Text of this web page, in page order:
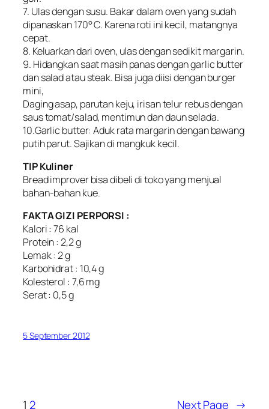
7. Ulas dengan susu. Bakar dalam oven yang sudah
dipanaskan 170° C. Karena roti ini kecil, matangnya
cepat.
8. Keluarkan dari oven, ulas dengan sedikit margarin.
9. Hidangkan saat masih panas dengan garlic butter
dan salad atau steak. Bisa juga diisi dengan burger
mini,
Daging asap, parutan keju, irisan telur rebus dengan
saus tomat/salad, mentimun dan daun selada.
10.Garlic butter: Aduk rata margarin dengan bawang
putih parut. Sajikan di mangkuk kecil.
TIP Kuliner
Bread improver bisa dibeli di toko yang menjual
bahan-bahan kue.
FAKTA GIZI PERPORSI :
Kalori : 76 kal
Protein : 2,2 g
Lemak : 2 g
Karbohidrat : 10,4 g
Kolesterol : 7,6 mg
Serat : 0,5 g
5 September 2012
1 2 Next Page →